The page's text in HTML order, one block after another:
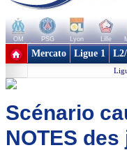
OM PSG Lyon Lille
+ de clubs
Mercato Ligue 1
Scénario
NOTES